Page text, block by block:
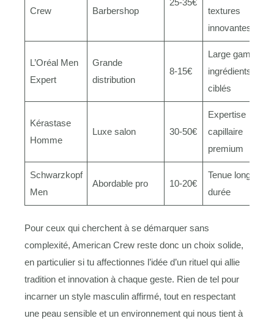
Crew
Barbershop
25-35€
textures
innovantes
L’Oréal Men
Expert
Grande
distribution
8-15€
Large gamme,
ingrédients
ciblés
Kérastase
Homme
Luxe salon 30-50€
Expertise
capillaire
premium
Schwarzkopf
Men
Abordable pro 10-20€
Tenue longue
durée
Pour ceux qui cherchent à se démarquer sans
complexité, American Crew reste donc un choix solide,
en particulier si tu affectionnes l’idée d’un rituel qui allie
tradition et innovation à chaque geste. Rien de tel pour
incarner un style masculin affirmé, tout en respectant
une peau sensible et un environnement qui nous tient à